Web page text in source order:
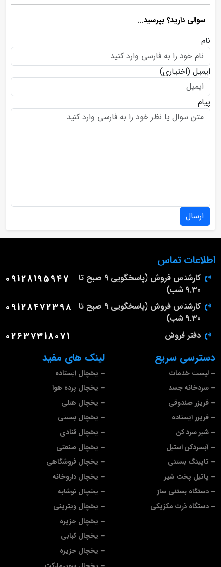
سوالی دارید؟ بپرسید...
نام
ایمیل (اختیاری)
پیام
ارسال
لینک های مفید
یخچال ایستاده
یخچال پرده هوا
یخچال هتلی
یخچال بستنی
یخچال قنادی
یخچال صنعتی
یخچال فروشگاهی
یخچال داروخانه
یخچال نوشابه
یخچال ویترینی
یخچال جزیره
یخچال کبابی
یخچال جزیره
دسترسی سریع
لیست خدمات
سردخانه جسد
فریزر صندوقی
فریزر ایستاده
شیر سرد کن
آبسردکن استیل
تاپینگ بستنی
پاتیل پخت شیر
دستگاه بستنی ساز
دستگاه ذرت مکزیکی
اطلاعات تماس
کارشناس فروش (پاسخگویی 9 صبح تا
9.30 شب)
09128195947
کارشناس فروش (پاسخگویی 9 صبح تا
9.30 شب)
09128472398
دفتر فروش 02637318071